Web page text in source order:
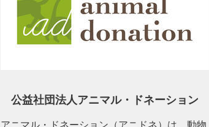
公益社団法人アニマル・ドネーション